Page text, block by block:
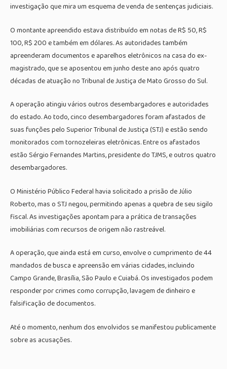
investigação que mira um esquema de venda de sentenças judiciais.
O montante apreendido estava distribuído em notas de R$ 50, R$
100, R$ 200 e também em dólares. As autoridades também
apreenderam documentos e aparelhos eletrônicos na casa do ex-
magistrado, que se aposentou em junho deste ano após quatro
décadas de atuação no Tribunal de Justiça de Mato Grosso do Sul.
A operação atingiu vários outros desembargadores e autoridades
do estado. Ao todo, cinco desembargadores foram afastados de
suas funções pelo Superior Tribunal de Justiça (STJ) e estão sendo
monitorados com tornozeleiras eletrônicas. Entre os afastados
estão Sérgio Fernandes Martins, presidente do TJMS, e outros quatro
desembargadores.
O Ministério Público Federal havia solicitado a prisão de Júlio
Roberto, mas o STJ negou, permitindo apenas a quebra de seu sigilo
fiscal. As investigações apontam para a prática de transações
imobiliárias com recursos de origem não rastreável.
A operação, que ainda está em curso, envolve o cumprimento de 44
mandados de busca e apreensão em várias cidades, incluindo
Campo Grande, Brasília, São Paulo e Cuiabá. Os investigados podem
responder por crimes como corrupção, lavagem de dinheiro e
falsificação de documentos.
Até o momento, nenhum dos envolvidos se manifestou publicamente
sobre as acusações.